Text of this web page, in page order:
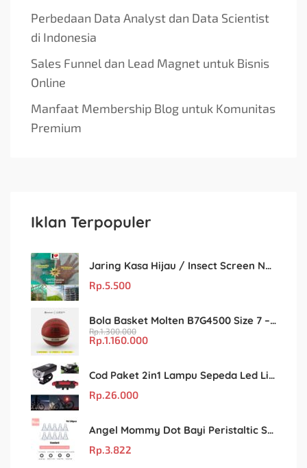
Perbedaan Data Analyst dan Data Scientist
di Indonesia
Sales Funnel dan Lead Magnet untuk Bisnis
Online
Manfaat Membership Blog untuk Komunitas
Premium
Iklan Terpopuler
Jaring Kasa Hijau / Insect Screen Net – Kualitas Terjamin & Harga Eceran Terjangkau
Rp.5.500
Bola Basket Molten B7G4500 Size 7 – Resmi FIBA & IBL
Rp.1.300.000
Rp.1.160.000
Cod Paket 2in1 Lampu Sepeda Led Light Depan Dan Belakang Rechargeable
Rp.26.000
Angel Mommy Dot Bayi Peristaltic S/M/L/X-Cut / Puting Lebar Buram 10pcs
Rp.3.822